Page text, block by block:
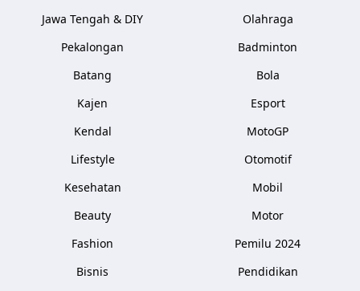
Jawa Tengah & DIY
Pekalongan
Batang
Kajen
Kendal
Lifestyle
Kesehatan
Beauty
Fashion
Bisnis
Olahraga
Badminton
Bola
Esport
MotoGP
Otomotif
Mobil
Motor
Pemilu 2024
Pendidikan